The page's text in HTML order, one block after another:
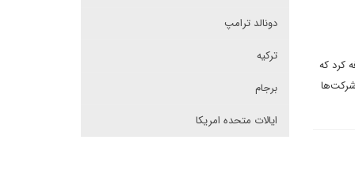
کرد که
دونالد ترامپ
ترکیه
برجام
ایالات متحده امریکا